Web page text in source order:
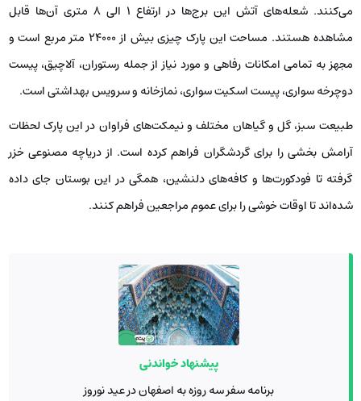
می‌کنند. شعله‌های آتش این برج‌ها در ارتفاع 1 الی 8 متری آن‌ها قابل
مشاهده هستند. مساحت این پارک چیزی بیش از 24000 متر مربع است و
مجهز به تمامی امکانات رفاهی و مورد نیاز از جمله رستوران، آلاچیق، پیست
دوچرخه سواری، پیست اسکیت سواری، نمازخانه و سرویس بهداشتی است.
طبیعت سبز، گل و گیاهان مختلف و نیمکت‌های فراوان در این پارک لحظات
آرامش بخشی را برای گردشگران فراهم کرده است. از دریاچه مصنوعی خزر
گرفته تا فودکورت‌ها و کافه‌های دلنشین، همگی در این بوستان جای داده
شده‌اند تا اوقات خوشی را برای عموم مراجعین فراهم کنند.
پیشنهاد خواندنی
برنامه سفر سه روزه به اصفهان در عید نوروز